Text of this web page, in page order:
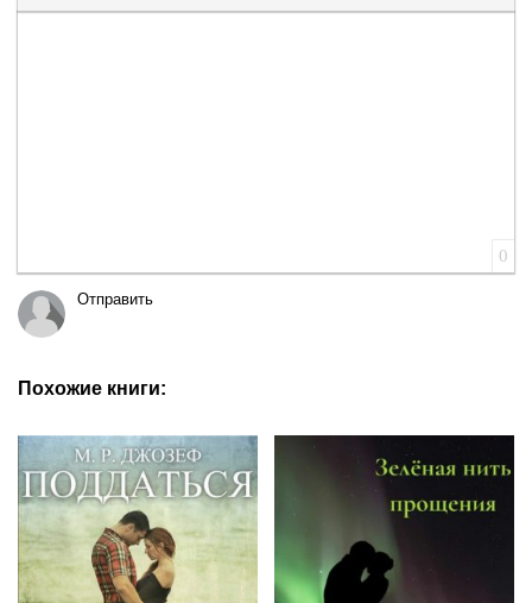
Вставка цитаты
Вставка спойлера
0
Отправить
Похожие книги: